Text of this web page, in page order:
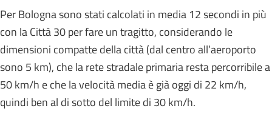
Per Bologna sono stati calcolati in media 12 secondi in più
con la Città 30 per fare un tragitto, considerando le
dimensioni compatte della città (dal centro all’aeroporto
sono 5 km), che la rete stradale primaria resta percorribile a
50 km/h e che la velocità media è già oggi di 22 km/h,
quindi ben al di sotto del limite di 30 km/h.